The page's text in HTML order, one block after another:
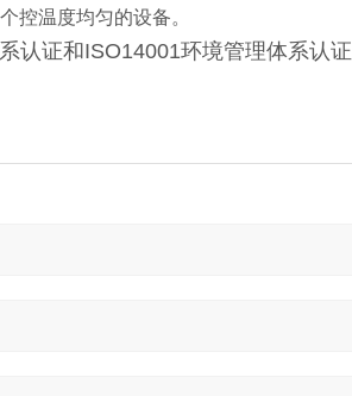
控温度均匀的设备。
认证和ISO14001环境管理体系认证